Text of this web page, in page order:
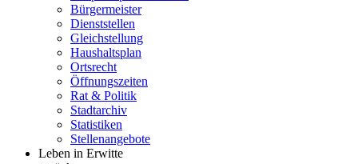
Bürgermeister
Dienststellen
Gleichstellung
Haushaltsplan
Ortsrecht
Öffnungszeiten
Rat & Politik
Stadtarchiv
Statistiken
Stellenangebote
Leben in Erwitte